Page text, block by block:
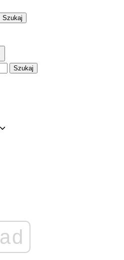
Szukaj
Szukaj
ad